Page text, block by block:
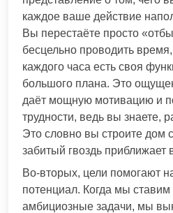
каждое ваше действие
Вы перестаёте просто
бесцельно проводить
каждого часа есть своя
большого плана. Это
даёт мощную мотивацию и
трудности, ведь вы знаете,
Это словно вы строите дом
забитый гвоздь приближает
Во-вторых, цели помогают
потенциал. Когда мы
амбициозные задачи, мы